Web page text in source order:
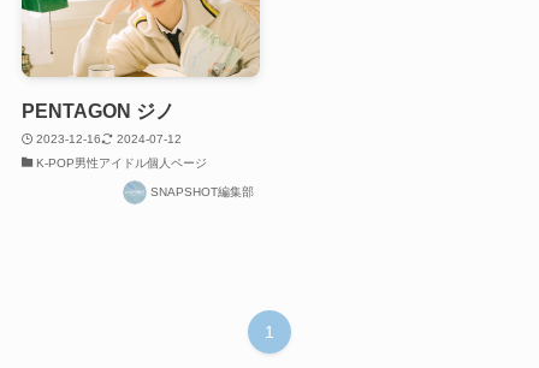
PENTAGON ジノ
2023-12-16
2024-07-12
K-POP男性アイドル個人ページ
SNAPSHOT編集部
1